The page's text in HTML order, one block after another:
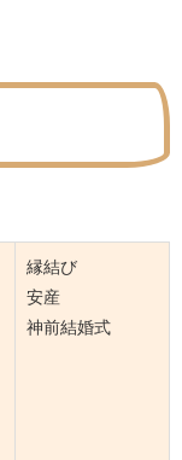
縁結び
安産
神前結婚式